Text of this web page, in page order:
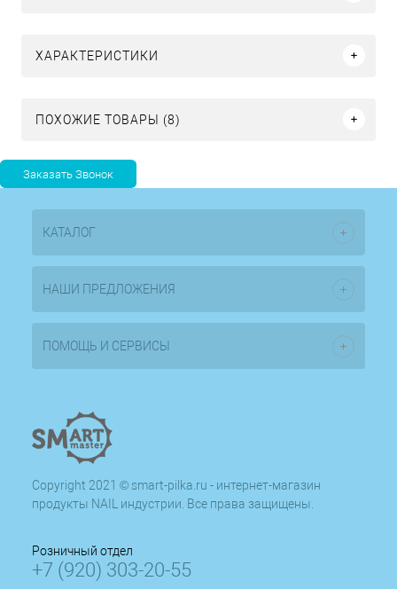
ХАРАКТЕРИСТИКИ
ПОХОЖИЕ ТОВАРЫ (8)
КАТАЛОГ
НАШИ ПРЕДЛОЖЕНИЯ
ПОМОЩЬ И СЕРВИСЫ
Copyright 2021 © smart-pilka.ru - интернет-магазин
продукты NAIL индустрии. Все права защищены.
Розничный отдел
+7 (920) 303-20-55